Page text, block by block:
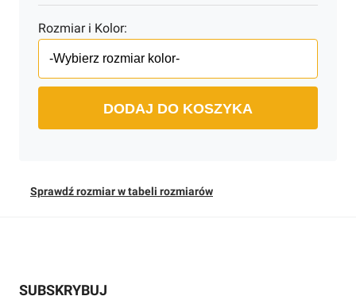
Rozmiar i Kolor:
DODAJ DO KOSZYKA
Sprawdź rozmiar w tabeli rozmiarów
SUBSKRYBUJ